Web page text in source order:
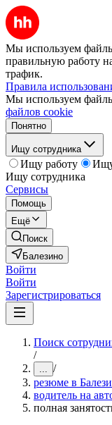
Мы используем
правильную работу
трафик.
Правила
Мы используем
файлов cookie
Понятно
Ищу сотрудника
Ищу работу
Ищу сотрудника
Сервисы
Помощь
Ещё
Поиск
Балезино
Войти
Войти
Зарегистрироваться
Поиск
/
... /
резюме в
водитель на
полная